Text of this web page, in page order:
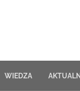
WIEDZA